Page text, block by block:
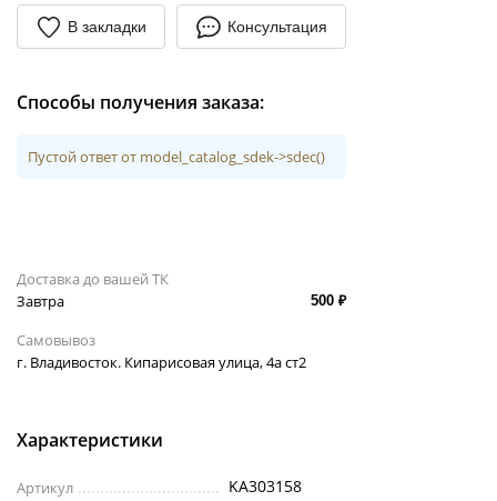
В закладки Консультация
Способы получения заказа:
Пустой ответ от model_catalog_sdek->sdec()
Доставка до вашей ТК
Завтра
500 ₽
Самовывоз
г. Владивосток. Кипарисовая улица, 4а ст2
Характеристики
Артикул KA303158